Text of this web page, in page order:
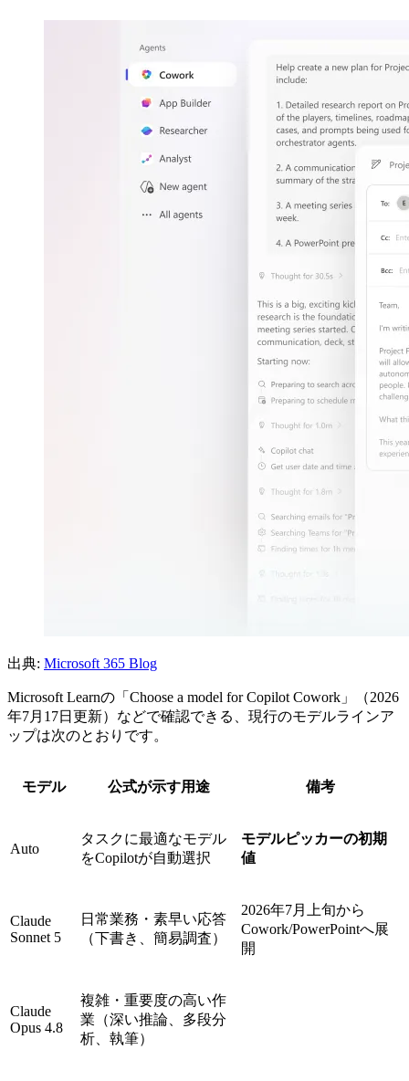
出典: Microsoft 365 Blog
Microsoft Learnの「Choose a model for Copilot Cowork」（2026
年7月17日更新）などで確認できる、現行のモデルラインア
ップは次のとおりです。
モデル 公式が示す用途 備考
Auto
タスクに最適なモデル
をCopilotが自動選択
モデルピッカーの初期
値
Claude
Sonnet 5
日常業務・素早い応答
（下書き、簡易調査）
2026年7月上旬から
Cowork/PowerPointへ展
開
Claude
Opus 4.8
複雑・重要度の高い作
業（深い推論、多段分
析、執筆）